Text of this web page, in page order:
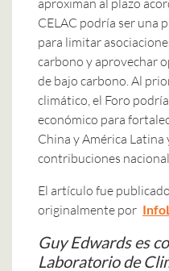
CELAC podría ser una
para limitar
carbono y aprovechar
de bajo carbono. Al
climático, el Foro
económico para
China y América
contribuciones
El artículo fue
originalmente por
Guy Edwards es
Laboratorio de